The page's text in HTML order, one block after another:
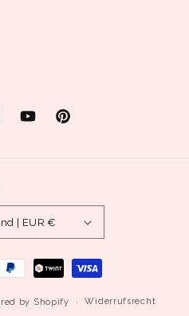
YouTubePinterest
Deutschland | EUR €
by Shopify Widerrufsrecht